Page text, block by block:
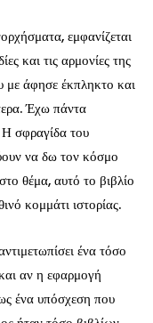
εμφανίζεται
και τις αρμονίες της
με άφησε έκπληκτο και
Έχω πάντα
σφραγίδα του
να δω τον κόσμο
θέμα, αυτό το βιβλίο
κομμάτι ιστορίας.
ένα τόσο
αν η εφαρμογή
ένα υπόσχεση που